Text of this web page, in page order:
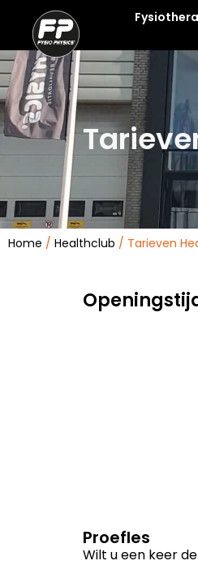
Home / Healthclub / Tarieven
Proefles
Wilt u een keer